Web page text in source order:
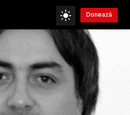
Donează